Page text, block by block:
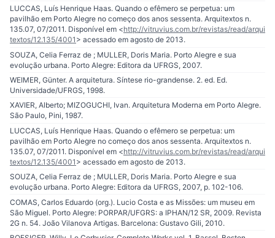
LUCCAS, Luís Henrique Haas. Quando o efêmero se perpetua: um
pavilhão em Porto Alegre no começo dos anos sessenta. Arquitextos n.
135.07, 07/2011. Disponível em <http://vitruvius.com.br/revistas/read/arqui
textos/12.135/4001 > acessado em agosto de 2013.
SOUZA, Celia Ferraz de ; MULLER, Doris Maria. Porto Alegre e sua
evolução urbana. Porto Alegre: Editora da UFRGS, 2007.
WEIMER, Günter. A arquitetura. Síntese rio-grandense. 2. ed. Ed.
Universidade/UFRGS, 1998.
XAVIER, Alberto; MIZOGUCHI, Ivan. Arquitetura Moderna em Porto Alegre.
São Paulo, Pini, 1987.
LUCCAS, Luís Henrique Haas. Quando o efêmero se perpetua: um
pavilhão em Porto Alegre no começo dos anos sessenta. Arquitextos n.
135.07, 07/2011. Disponível em <http://vitruvius.com.br/revistas/read/arqui
textos/12.135/4001 > acessado em agosto de 2013.
SOUZA, Celia Ferraz de ; MULLER, Doris Maria. Porto Alegre e sua
evolução urbana. Porto Alegre: Editora da UFRGS, 2007, p. 102-106.
COMAS, Carlos Eduardo (org.). Lucio Costa e as Missões: um museu em
São Miguel. Porto Alegre: PORPAR/UFGRS: a IPHAN/12 SR, 2009. Revista
2G n. 54. João Vilanova Artigas. Barcelona: Gustavo Gili, 2010.